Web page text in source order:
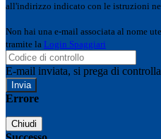
all'indirizzo indicato con le istruzioni
Non hai una e-mail associata al nome
tramite la Login Spaggiari
E-mail inviata, si prega di
Errore
Chiudi